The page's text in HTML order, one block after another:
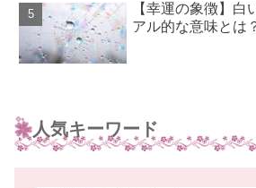
【幸運の象徴】白
アル的な意味とは
人気キーワード